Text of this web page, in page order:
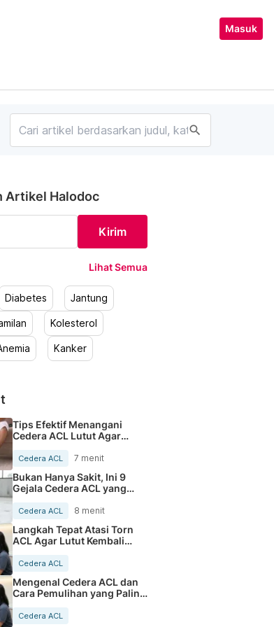
Masuk
search
Artikel Halodoc
Kirim
Lihat Semua
Diabetes Jantung
Kolesterol
Kanker
Tips Efektif Menangani
Cedera ACL Lutut Agar
Cedera ACL 7 menit
Bukan Hanya Sakit, Ini 9
Gejala Cedera ACL yang
Perlu Diketahui
Cedera ACL 8 menit
Langkah Tepat Atasi Torn
ACL Agar Lutut Kembali
Cedera ACL
Mengenal Cedera ACL dan
Cara Pemulihan yang Paling
Cedera ACL